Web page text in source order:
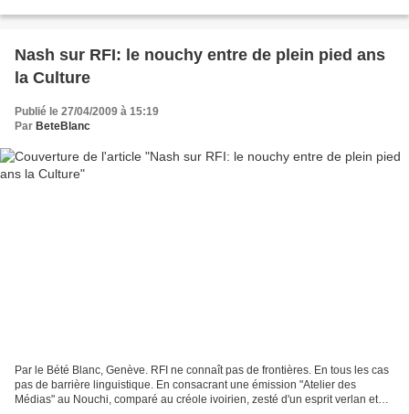
Nash sur RFI: le nouchy entre de plein pied ans
la Culture
Publié le 27/04/2009 à 15:19
Par BeteBlanc
Par le Bété Blanc, Genève. RFI ne connaît pas de frontières. En tous les cas
pas de barrière linguistique. En consacrant une émission "Atelier des
Médias" au Nouchi, comparé au créole ivoirien, zesté d'un esprit verlan et